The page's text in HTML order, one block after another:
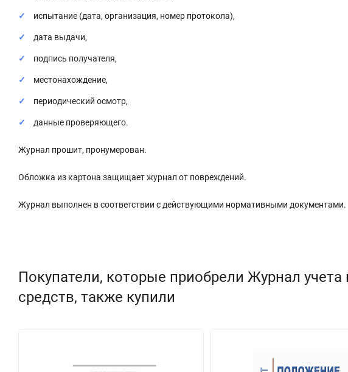
испытание (дата, организация, номер протокола),
дата выдачи,
подпись получателя,
местонахождение,
периодический осмотр,
данные проверяющего.
Журнал прошит, пронумерован.
Обложка из картона защищает журнал от повреждений.
Журнал выполнен в соответствии с действующими нормативными документами.
Покупатели, которые приобрели Журнал
средств, также купили